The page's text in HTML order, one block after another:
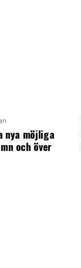
nya möjliga
och över